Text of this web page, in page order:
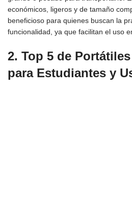
económicos, ligeros y de tamaño
beneficioso para quienes buscan la
funcionalidad, ya que facilitan el uso
2. Top 5 de
para Estudiantes y